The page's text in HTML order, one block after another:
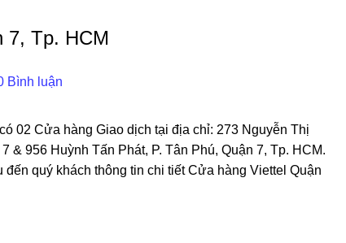
7, Tp. HCM
Bình luận
02 Cửa hàng Giao dịch tại địa chỉ: 273 Nguyễn Thị
& 956 Huỳnh Tấn Phát, P. Tân Phú, Quận 7, Tp. HCM.
đến quý khách thông tin chi tiết Cửa hàng Viettel Quận